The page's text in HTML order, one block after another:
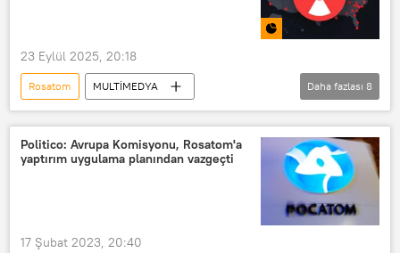
23 Eylül 2025, 20:18
Rosatom
MULTİMEDYA
İNFOGRAFİK
ABD
Rusya Dışişleri Bakanlığı
Kalkınma Partisi
Rusya
Daha fazlası 8
Politico: Avrupa Komisyonu, Rosatom'a
yaptırım uygulama planından vazgeçti
17 Şubat 2023, 20:40